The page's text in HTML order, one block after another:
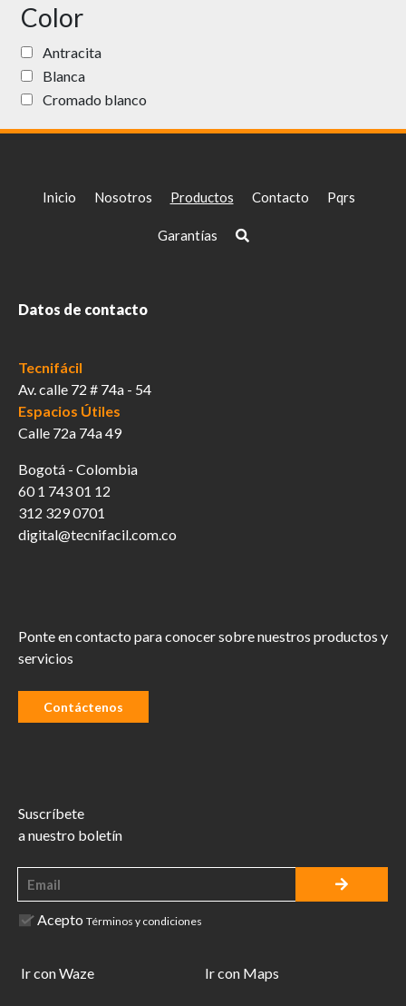
Color
Antracita
Blanca
Cromado blanco
Inicio Nosotros Productos Contacto Pqrs
Garantías
Datos de contacto
Tecnifácil
Av. calle 72 # 74a - 54
Espacios Útiles
Calle 72a 74a 49
Bogotá - Colombia
60 1 743 01 12
312 329 0701
digital@tecnifacil.com.co
Ponte en contacto para conocer sobre nuestros productos y
servicios
Contáctenos
Suscríbete
a nuestro boletín
Acepto Términos y condiciones
Ir con Waze Ir con Maps